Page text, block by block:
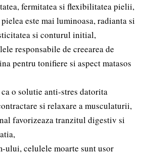
fermitatea si flexibilitatea pielii,
este mai luminoasa, radianta si
si conturul initial,
responsabile de creearea de
pentru tonifiere si aspect matasos
o solutie anti-stres datorita
si relaxare a musculaturii,
favorizeaza tranzitul digestiv si
ului, celulele moarte sunt usor